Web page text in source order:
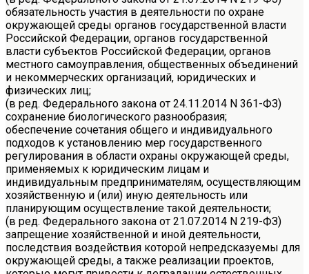
обязательность участия в деятельности по охране
окружающей среды органов государственной власти
Российской Федерации, органов государственной
власти субъектов Российской Федерации, органов
местного самоуправления, общественных объединений
и некоммерческих организаций, юридических и
физических лиц;
(в ред. Федерального закона от 24.11.2014 N 361-ФЗ)
сохранение биологического разнообразия;
обеспечение сочетания общего и индивидуального
подходов к установлению мер государственного
регулирования в области охраны окружающей среды,
применяемых к юридическим лицам и
индивидуальным предпринимателям, осуществляющим
хозяйственную и (или) иную деятельность или
планирующим осуществление такой деятельности;
(в ред. Федерального закона от 21.07.2014 N 219-ФЗ)
запрещение хозяйственной и иной деятельности,
последствия воздействия которой непредсказуемы для
окружающей среды, а также реализации проектов,